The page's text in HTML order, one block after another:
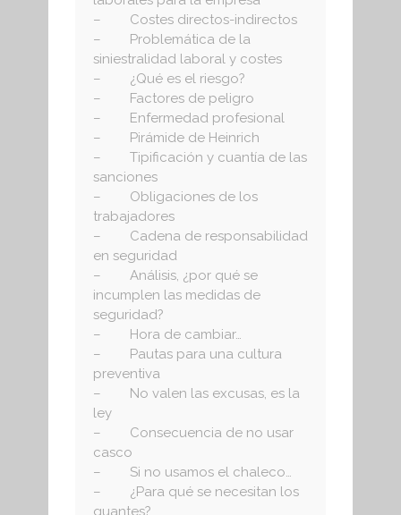
– Costes directos-indirectos
– Problemática de la
siniestralidad laboral y costes
– ¿Qué es el riesgo?
– Factores de peligro
– Enfermedad profesional
– Pirámide de Heinrich
– Tipificación y cuantía de las
sanciones
– Obligaciones de los
trabajadores
– Cadena de responsabilidad
en seguridad
– Análisis, ¿por qué se
incumplen las medidas de
seguridad?
– Hora de cambiar…
– Pautas para una cultura
preventiva
– No valen las excusas, es la
ley
– Consecuencia de no usar
casco
– Si no usamos el chaleco…
– ¿Para qué se necesitan los
guantes?